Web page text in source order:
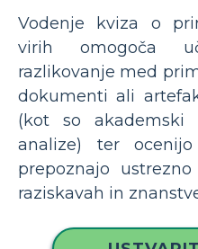
Vodenje kviza o
virih omogoča
razlikovanje med
dokumenti ali
(kot so akademski
analize) ter
prepoznajo
raziskavah in